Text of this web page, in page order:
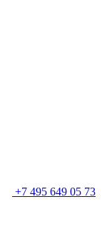
+7 495 649 05 73